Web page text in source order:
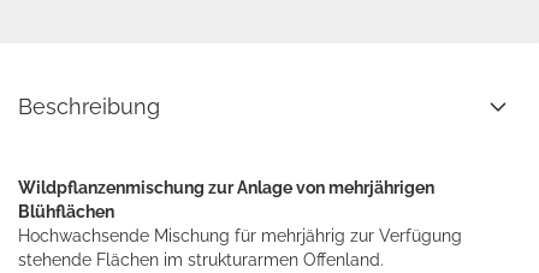
Beschreibung
Wildpflanzenmischung zur Anlage von mehrjährigen
Blühflächen
Hochwachsende Mischung für mehrjährig zur Verfügung
stehende Flächen im strukturarmen Offenland.